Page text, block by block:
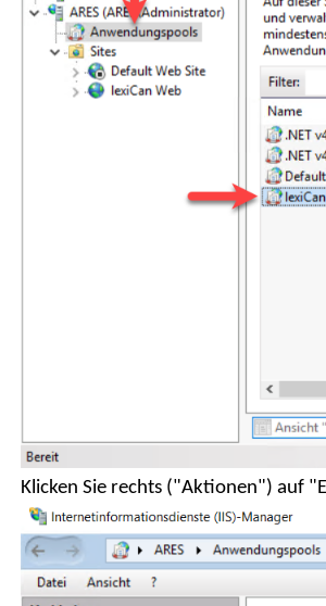
Klicken Sie rechts ("Aktionen") auf